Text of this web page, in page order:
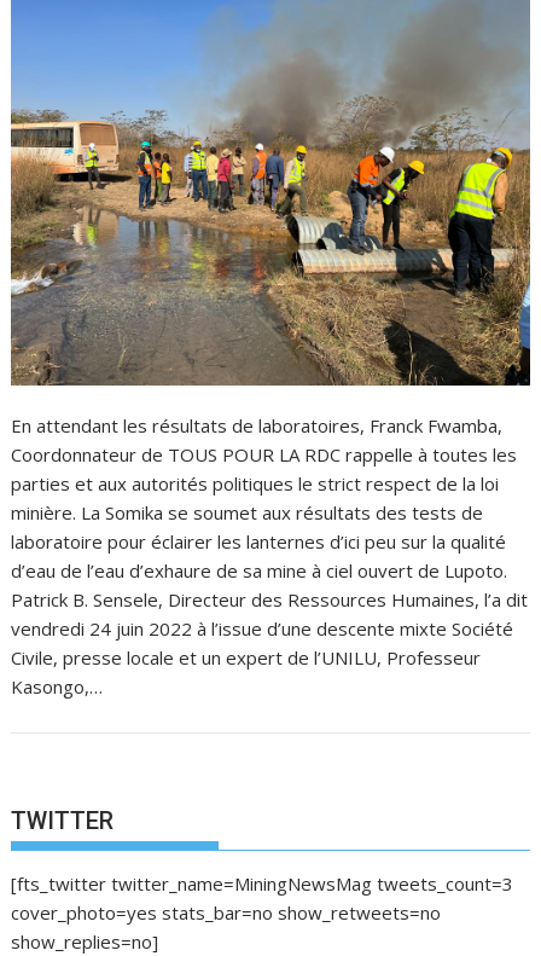
En attendant les résultats de laboratoires, Franck Fwamba,
Coordonnateur de TOUS POUR LA RDC rappelle à toutes les
parties et aux autorités politiques le strict respect de la loi
minière. La Somika se soumet aux résultats des tests de
laboratoire pour éclairer les lanternes d’ici peu sur la qualité
d’eau de l’eau d’exhaure de sa mine à ciel ouvert de Lupoto.
Patrick B. Sensele, Directeur des Ressources Humaines, l’a dit
vendredi 24 juin 2022 à l’issue d’une descente mixte Société
Civile, presse locale et un expert de l’UNILU, Professeur
Kasongo,…
TWITTER
[fts_twitter twitter_name=MiningNewsMag tweets_count=3
cover_photo=yes stats_bar=no show_retweets=no
show_replies=no]